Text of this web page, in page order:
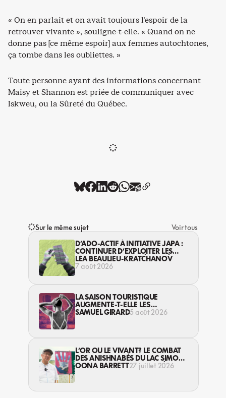
« On en parlait et on avait toujours l’espoir de la
retrouver vivante », souligne-t-elle. « Quand on ne
donne pas [ce même espoir] aux femmes autochtones,
ça tombe dans les oubliettes. »
Toute personne ayant des informations concernant
Maisy et Shannon est priée de communiquer avec
Iskweu, ou la Sûreté du Québec.
Sur le même sujet
Voir tous
D’ADO-ACTIF À INITIATIVE JAPA :
CONTINUER D’EXPLOITER LES
JEUNES… DANS LA LÉGALITÉ?
LÉA BEAULIEU-KRATCHANOV
7 août 2026
LA SAISON TOURISTIQUE
AUGMENTE-T-ELLE LES
VIOLENCES CONTRE LES
SAMUEL GIRARD5 août 2026
L’OR OU LE VIVANT? LE COMBAT
DES ANISHNABÉS DU LAC SIMON
CONTRE L’INDUSTRIE MINIÈRE EN
OONA BARRETT27 juillet 2026